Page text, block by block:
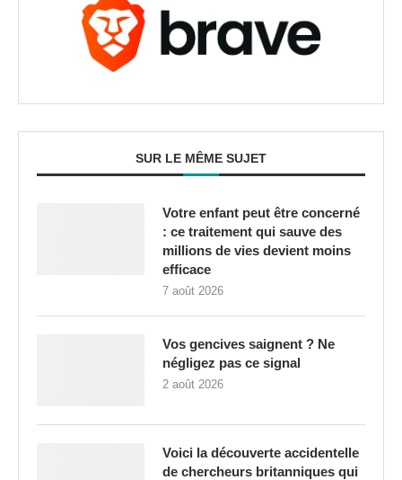
SUR LE MÊME SUJET
Votre enfant peut être concerné
: ce traitement qui sauve des
millions de vies devient moins
efficace
7 août 2026
Vos gencives saignent ? Ne
négligez pas ce signal
2 août 2026
Voici la découverte accidentelle
de chercheurs britanniques qui